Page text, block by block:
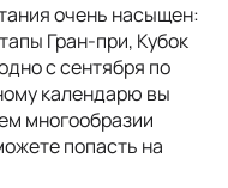
очень насыщен:
Гран-при, Кубок
с сентября по
календарю вы
многообразии
попасть на